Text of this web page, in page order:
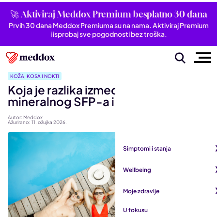
🚀 Aktiviraj Meddox Premium besplatno 30 dana
Prvih 30 dana Meddox Premiuma su na nama. Aktiviraj Premium
i isprobaj sve pogodnosti bez troška.
Simptomi i stanja
Bubrezi i mokraćni sustav
Dišni sustav
Wellbeing
Moje zdravlje
Pogledaj sve iz kategorije
U fokusu
KOŽA, KOSA I NOKTI
Koja je razlika između kemijskog i
mineralnog SFP-a i koji je bolji?
Autor: Meddox
Ažurirano: 11. ožujka 2026.